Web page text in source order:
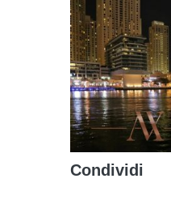
Condividi